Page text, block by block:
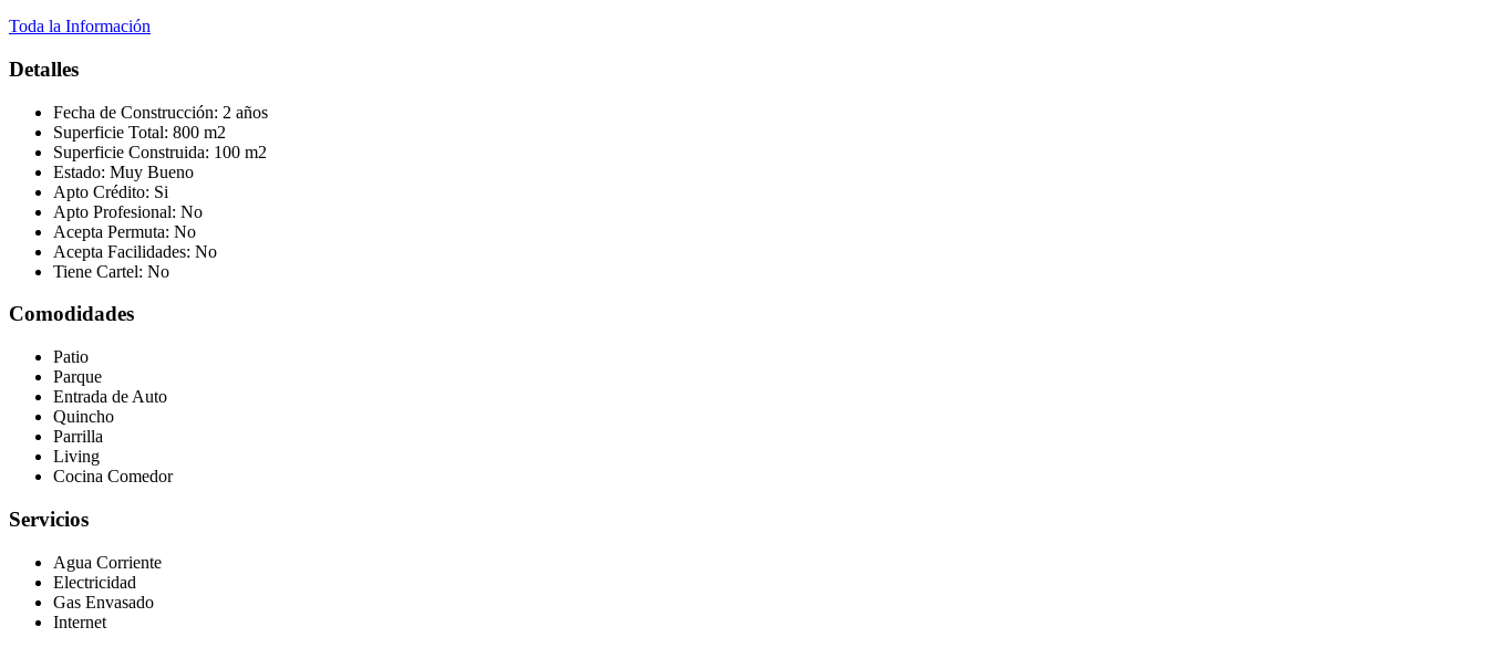
Toda la Información
Detalles
Fecha de Construcción: 2 años
Superficie Total: 800 m2
Superficie Construida: 100 m2
Estado: Muy Bueno
Apto Crédito: Si
Apto Profesional: No
Acepta Permuta: No
Acepta Facilidades: No
Tiene Cartel: No
Comodidades
Patio
Parque
Entrada de Auto
Quincho
Parrilla
Living
Cocina Comedor
Servicios
Agua Corriente
Electricidad
Gas Envasado
Internet